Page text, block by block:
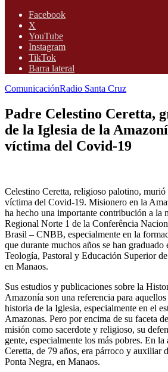
Facebook
X
YouTube
Instagram
TikTok
Barra lateral
ComunicaciónRadio Santa Cruz
Padre Celestino Ceretta,
de la Iglesia de la
víctima del Covid-19
Celestino Ceretta, religioso palotino, murió
víctima del Covid-19. Misionero en la
ha hecho una importante contribución a la
Regional Norte 1 de la Conferência
Brasil – CNBB, especialmente en la
que durante muchos años se han
Teología, Pastoral y Educación Superior
en Manaos.
Sus estudios y publicaciones sobre la
Amazonía son una referencia para
historia de la Iglesia, especialmente en el
Amazonas. Pero por encima de su faceta
misión como sacerdote y religioso, su
gente, especialmente los más pobres. En
Ceretta, de 79 años, era párroco y auxiliar
Ponta Negra, en Manaos.